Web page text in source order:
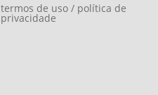
termos de uso / política de
privacidade